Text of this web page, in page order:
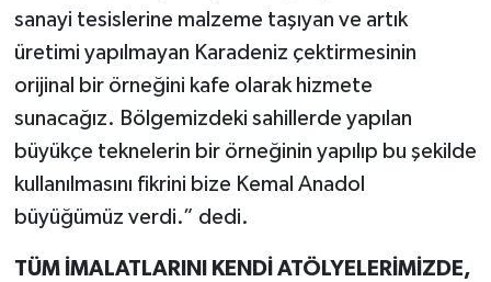
sanayi tesislerine malzeme taşıyan ve artık
üretimi yapılmayan Karadeniz çektirmesinin
orijinal bir örneğini kafe olarak hizmete
sunacağız. Bölgemizdeki sahillerde yapılan
büyükçe teknelerin bir örneğinin yapılıp bu şekilde
kullanılmasını fikrini bize Kemal Anadol
büyüğümüz verdi.” dedi.
TÜM İMALATLARINI KENDİ ATÖLYELERİMİZDE,